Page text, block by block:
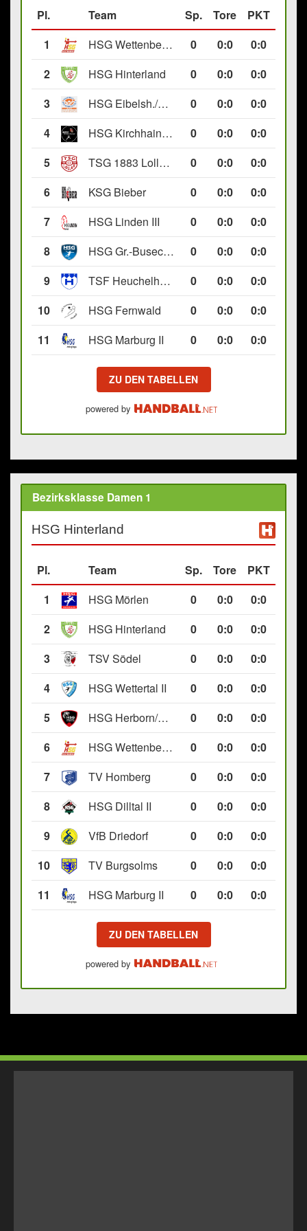
Pl. Team Sp. Tore
PKT
1
HSG Wettenberg III 0 0:0
0:0
2
HSG Hinterland 0 0:0
0:0
3
HSG Eibelsh./Ewersb. II 0 0:0
0:0
4
HSG Kirchhain/Neustadt II 0 0:0
0:0
5
TSG 1883 Lollar II 0 0:0
0:0
6
KSG Bieber 0 0:0
0:0
7
HSG Linden III 0 0:0
0:0
8
HSG Gr.-Buseck/Beuern II 0 0:0
0:0
9
TSF Heuchelheim II 0 0:0
0:0
10
HSG Fernwald 0 0:0
0:0
11
HSG Marburg II 0 0:0 0:0
ZU DEN TABELLEN
powered by
Bezirksklasse Damen 1
HSG Hinterland
Pl. Team Sp. Tore
PKT
1
HSG Mörlen 0 0:0
0:0
2
HSG Hinterland 0 0:0
0:0
3
TSV Södel 0 0:0
0:0
4
HSG Wettertal II 0 0:0
0:0
5
HSG Herborn/Seelbach 0 0:0
0:0
6
HSG Wettenberg III 0 0:0
0:0
7
TV Homberg 0 0:0
0:0
8
HSG Dilltal II 0 0:0
0:0
9
VfB Driedorf 0 0:0
0:0
10
TV Burgsolms 0 0:0
0:0
11
HSG Marburg II 0 0:0 0:0
ZU DEN TABELLEN
powered by